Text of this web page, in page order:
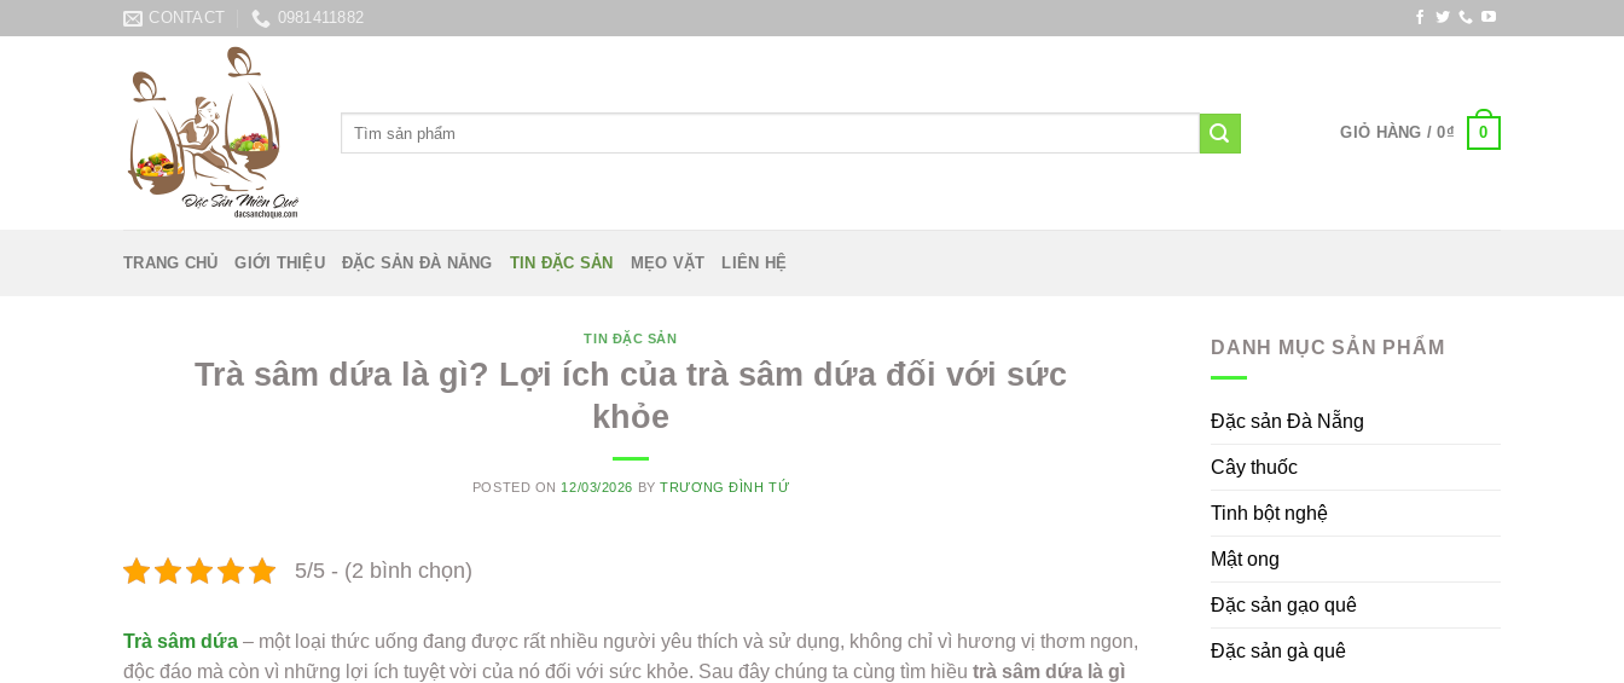
CONTACT 0981411882
Tìm
GIỎ HÀNG /0₫ 0
TRANG CHỦ GIỚI THIỆU ĐẶC SẢN ĐÀ NẴNG TIN ĐẶC SẢN MẸO VẶT LIÊN HỆ
TIN ĐẶC SẢN
Trà sâm dứa là gì? Lợi ích của trà sâm dứa đối với sức
khỏe
POSTED ON 12/03/2026 BYTRƯƠNG ĐÌNH TỨ
5/5 - (2 bình chọn)
Trà sâm dứa – một loại thức uống đang được rất nhiều người yêu thích và sử dụng, không chỉ vì hương vị thơm ngon,
độc đáo mà còn vì những lợi ích tuyệt vời của nó đối với sức khỏe. Sau đây chúng ta cùng tìm hiều trà sâm dứa là gì
DANH MỤC SẢN PHẨM
Đặc sản Đà Nẵng
Cây thuốc
Tinh bột nghệ
Mật ong
Đặc sản gạo quê
Đặc sản gà quê